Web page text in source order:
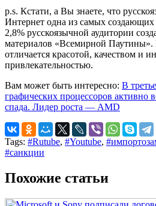
p.s. Кстати, а Вы знаете, что
Интернет одна из самых создающих
2,8% русскоязычной аудитории
материалов «Всемирной Паутины».
отличается красотой, качеством и
привлекательностью.
Вам может быть интересно: В
графических процессоров активно
спада. Лидер роста — AMD
Tags: #Rutube, #Youtube,
#санкции
Похожие статьи